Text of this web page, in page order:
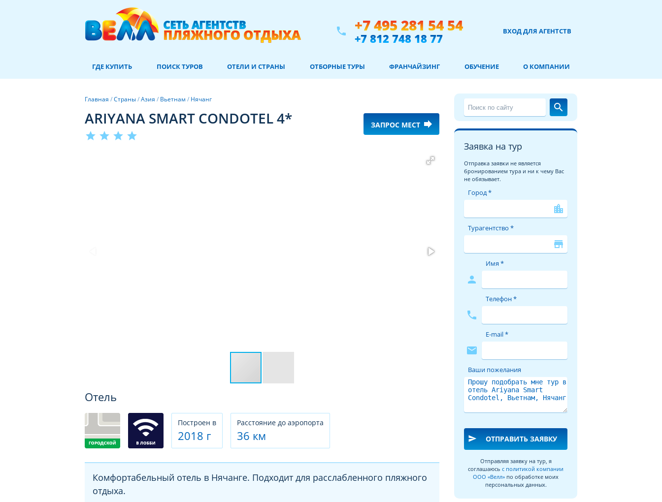
phone +7 495 281 54 54
+7 812 748 18 77 ВХОД ДЛЯ АГЕНТСТВ
ГДЕ КУПИТЬ ПОИСК ТУРОВ ОТЕЛИ И СТРАНЫ ОТБОРНЫЕ ТУРЫ ФРАНЧАЙЗИНГ ОБУЧЕНИЕ О КОМПАНИИ
Главная /Страны/Азия / Вьетнам / Нячанг
ARIYANA SMART CONDOTEL 4*
star star star star
ЗАПРОС МЕСТ forward
Отель
Построен в
2018 г
Расстояние до аэропорта
36 км
Комфортабельный отель в Нячанге. Подходит для расслабленного пляжного
отдыха.
search
Заявка на тур
Отправка заявки не является
бронированием тура и ни к чему Вас
не обязывает.
Город *
location_city
Турагентство *
store
person
Имя *
phone
Телефон *
mail
E-mail *
Ваши пожелания
send ОТПРАВИТЬ ЗАЯВКУ
Отправляя заявку на тур, я
соглашаюсь с политикой компании
ООО «Велл» по обработке моих
персональных данных.